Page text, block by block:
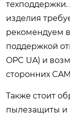
изделия
рекомендуем
поддержкой
OPC UA) и
сторонних
Также стоит
пылезащиты и